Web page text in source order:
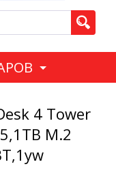
4 Tower
M.2